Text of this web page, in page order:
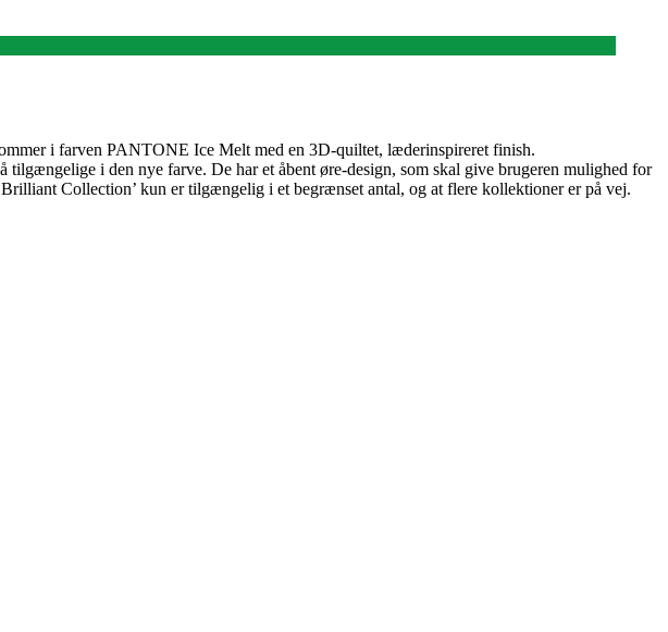
i farven PANTONE Ice Melt med en 3D-quiltet, læderinspireret finish.
i den nye farve. De har et åbent øre-design, som skal give brugeren mulighed for
Collection’ kun er tilgængelig i et begrænset antal, og at flere kollektioner er på vej.